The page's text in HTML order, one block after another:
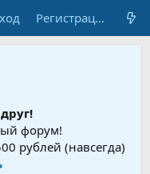
Регистрация
форум!
рублей (навсегда)